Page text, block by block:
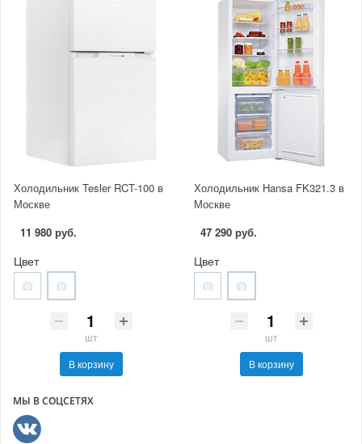
Холодильник Tesler RCT-100 в
Москве
11 980 руб.
Цвет
шт
В корзину
Холодильник Hansa FK321.3 в
Москве
47 290 руб.
Цвет
шт
В корзину
МЫ В СОЦСЕТЯХ